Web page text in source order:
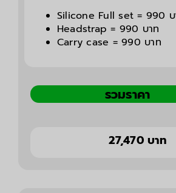
Silicone Full set = 990 บ
Headstrap = 990 บาท
Carry case = 990 บาท
รวมราคา
27,470 บาท